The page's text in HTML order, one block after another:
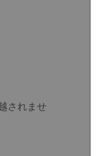
されませ